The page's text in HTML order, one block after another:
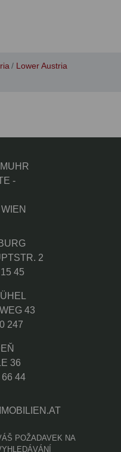
Lower Austria
2
45
43
247
36
66 44
POŽADAVEK NA